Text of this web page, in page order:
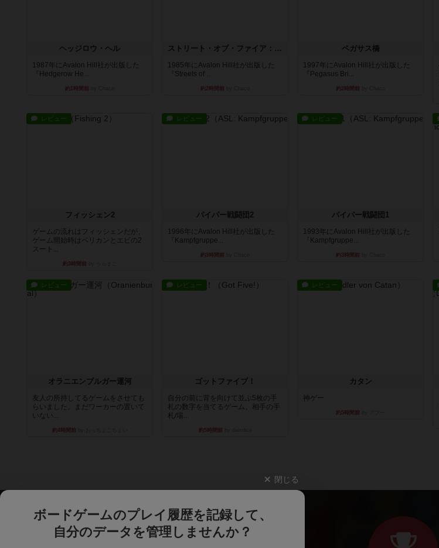
ヘッジロウ・ヘル
1987年にAvalon Hill社が出版した
『Hedgerow He...
約1時間前
ストリート・オブ・ファイア：ASLデラックスモジュール1
1985年にAvalon Hill社が出版した
『Streets of ...
約2時間前
ペガサス橋
1997年にAvalon Hill社が出版した
『Pegasus Bri...
約2時間前
レビュー
フィッシェン2
ゲームの流れはフィッシェンだが、
ゲーム開始時はペリカンとエビの2
スート...
約3時間前
レビュー
パイパー戦闘団2
1996年にAvalon Hill社が出版した
『Kampfgruppe...
約3時間前
レビュー
パイパー戦闘団1
1993年にAvalon Hill社が出版した
『Kampfgruppe...
約3時間前
レビュー
オラニエンブルガー運河
友人の所持してるゲームをさせても
らいました。まだワーカーの置いて
いない...
約4時間前
レビュー
ゴットファイブ！
自分の前に背を向けて並ぶ5枚の手
札の数字を当てるゲーム。相手の手
札/場...
約5時間前
レビュー
カタン
神ゲー
約5時間前
閉じる
ボードゲームのプレイ履歴を記録して、
自分のデータを管理しませんか？